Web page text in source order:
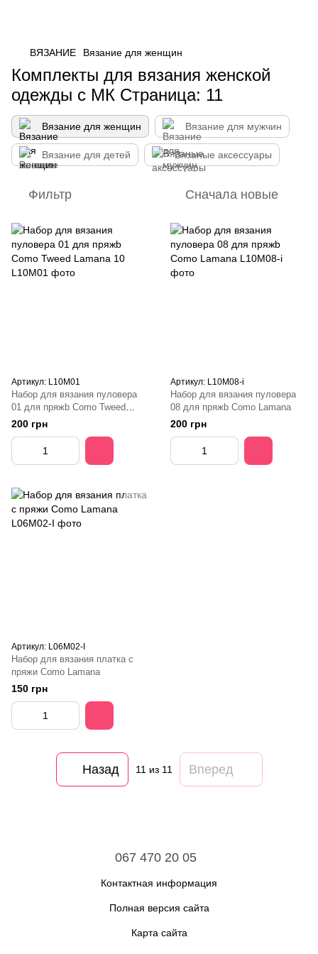
ВЯЗАНИЕ Вязание для женщин
Комплекты для вязания женской
одежды с МК Страница: 11
Вязание для женщин Вязание для мужчин
Вязание для детей Вязаные аксессуары
Фильтр Сначала новые
Артикул: L10M01
Набор для вязания пуловера
01 для пряжb Como Tweed
Lamana 10
200 грн
Артикул: L10M08-і
Набор для вязания пуловера
08 для пряжb Como Lamana
200 грн
Артикул: L06M02-I
Набор для вязания платка с
пряжи Como Lamana
150 грн
Назад 11 из 11 Вперед
067 470 20 05
Контактная информация
Полная версия сайта
Карта сайта